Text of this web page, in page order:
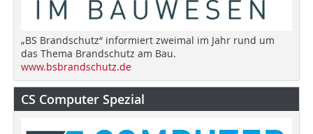
„BS Brandschutz“ informiert zweimal im Jahr rund um
das Thema Brandschutz am Bau.
www.bsbrandschutz.de
CS Computer Spezial